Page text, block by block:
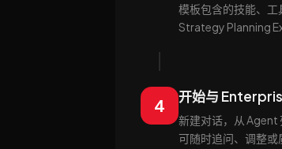
模板包含的技能、
Strategy Planning
4 开始与
新建对话，从 Agent
可随时追问、调整或